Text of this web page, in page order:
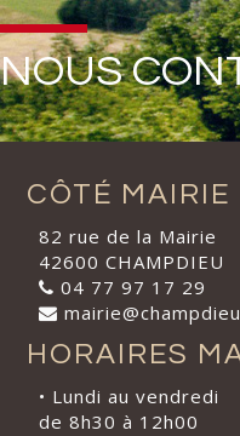
NOUS
CÔTÉ MAIRIE
82 rue de la Mairie
42600 CHAMPDIEU
04 77 97 17 29
HORAIRES
• Lundi au vendredi
de 8h30 à 12h00